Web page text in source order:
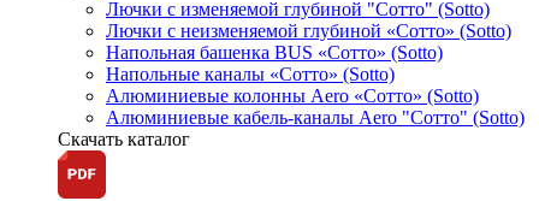
Лючки с изменяемой глубиной "Сотто" (Sotto)
Лючки с неизменяемой глубиной «Сотто» (Sotto)
Напольная башенка BUS «Сотто» (Sotto)
Напольные каналы «Сотто» (Sotto)
Алюминиевые колонны Aero «Сотто» (Sotto)
Алюминиевые кабель-каналы Aero "Сотто" (Sotto)
Скачать каталог